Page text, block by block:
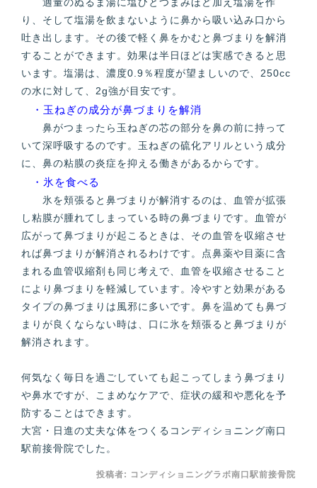
り、そして塩湯を飲まないように鼻から吸い込み口から
吐き出します。その後で軽く鼻をかむと鼻づまりを解消
することができます。効果は半日ほどは実感できると思
います。塩湯は、濃度0.9％程度が望ましいので、250cc
の水に対して、2g強が目安です。
・玉ねぎの成分が鼻づまりを解消
鼻がつまったら玉ねぎの芯の部分を鼻の前に持って
いて深呼吸するのです。玉ねぎの硫化アリルという成分
に、鼻の粘膜の炎症を抑える働きがあるからです。
・氷を食べる
氷を頬張ると鼻づまりが解消するのは、血管が拡張
し粘膜が腫れてしまっている時の鼻づまりです。血管が
広がって鼻づまりが起こるときは、その血管を収縮させ
れば鼻づまりが解消されるわけです。点鼻薬や目薬に含
まれる血管収縮剤も同じ考えで、血管を収縮させること
により鼻づまりを軽減しています。冷やすと効果がある
タイプの鼻づまりは風邪に多いです。鼻を温めても鼻づ
まりが良くならない時は、口に氷を頬張ると鼻づまりが
解消されます。
何気なく毎日を過ごしていても起こってしまう鼻づまり
や鼻水ですが、こまめなケアで、症状の緩和や悪化を予
防することはできます。
大宮・日進の丈夫な体をつくるコンディショニング南口
駅前接骨院でした。
投稿者: コンディショニングラボ南口駅前接骨院